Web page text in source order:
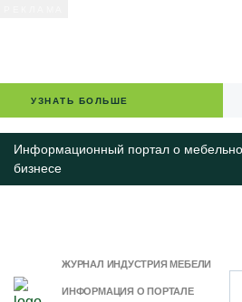
УЗНАТЬ БОЛЬШЕ
Информационный портал о
бизнесе
ЖУРНАЛ ИНДУСТРИЯ МЕБЕЛИ
ИНФОРМАЦИЯ О ПОРТАЛЕ